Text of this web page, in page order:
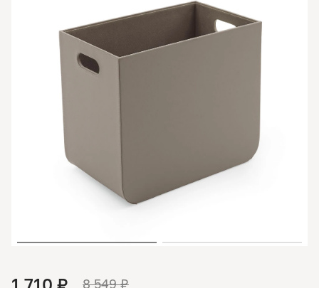
1 710 ₽ 8 549 ₽